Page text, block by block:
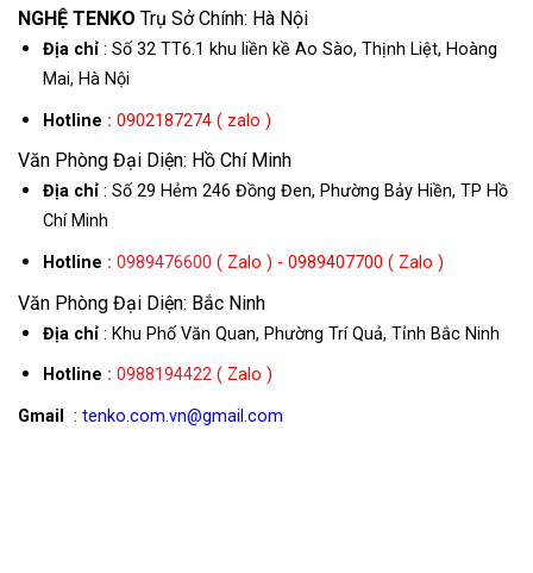
NGHỆ TENKO Trụ Sở Chính: Hà Nội
Địa chỉ: Số 32 TT6.1 khu liền kề Ao Sào, Thịnh Liệt, Hoàng
Mai, Hà Nội
Hotline : 0902187274 ( zalo )
Văn Phòng Đại Diện: Hồ Chí Minh
Địa chỉ: Số 29 Hẻm 246 Đồng Đen, Phường Bảy Hiền, TP Hồ
Chí Minh
Hotline : 0989476600 ( Zalo ) - 0989407700 ( Zalo )
Văn Phòng Đại Diện: Bắc Ninh
Địa chỉ: Khu Phố Văn Quan, Phường Trí Quả, Tỉnh Bắc Ninh
Hotline : 0988194422( Zalo )
Gmail : tenko.com.vn@gmail.com